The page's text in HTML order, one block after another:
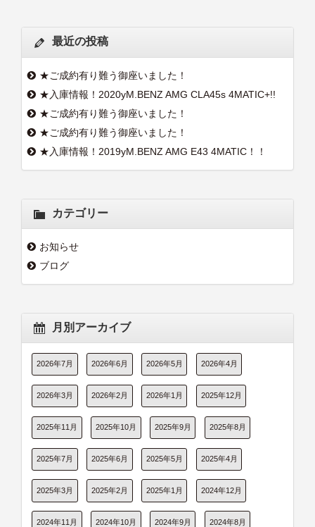
最近の投稿
★ご成約有り難う御座いました！
★入庫情報！2020yM.BENZ AMG CLA45s 4MATIC+!!
★ご成約有り難う御座いました！
★ご成約有り難う御座いました！
★入庫情報！2019yM.BENZ AMG E43 4MATIC！！
カテゴリー
お知らせ
ブログ
月別アーカイブ
2026年7月 2026年6月 2026年5月 2026年4月
2026年3月 2026年2月 2026年1月 2025年12月
2025年11月 2025年10月 2025年9月 2025年8月
2025年7月 2025年6月 2025年5月 2025年4月
2025年3月 2025年2月 2025年1月 2024年12月
2024年11月 2024年10月 2024年9月 2024年8月